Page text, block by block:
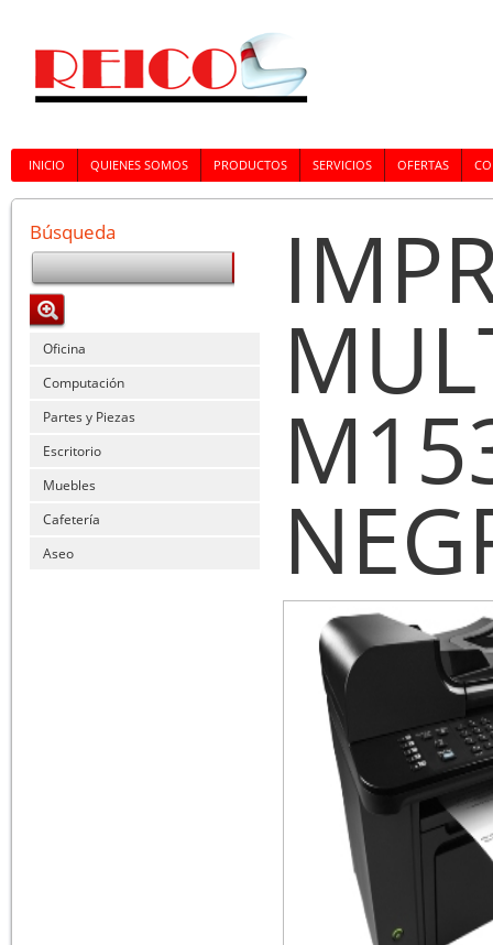
INICIO QUIENES SOMOS PRODUCTOS SERVICIOS OFERTAS
Búsqueda
Oficina
Computación
Partes y Piezas
Escritorio
Muebles
Cafetería
Aseo